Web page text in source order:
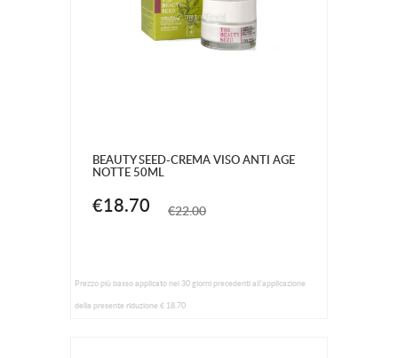
BEAUTY SEED-CREMA VISO ANTI AGE
NOTTE 50ML
€18.70 €22.00
Prezzo più basso applicato nei 30 giorni precedenti all'applicazione
della presente riduzione € 18.70